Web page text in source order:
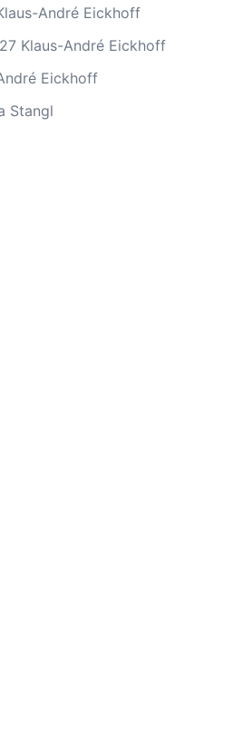
André Eickhoff
Klaus-André Eickhoff
Eickhoff
Stangl